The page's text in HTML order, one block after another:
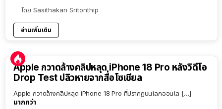
โดย Sasithakan Sritonthip
อ่านเพิ่มเติม
Apple กวาดล้างคลิปหลุด iPhone 18 Pro หลังวิดีโอ
Drop Test ปลิวหายจากสื่อโซเชียล
Apple กวาดล้างคลิปหลุด iPhone 18 Pro ที่ปรากฏบนโลกออนไล […]
มากกว่า